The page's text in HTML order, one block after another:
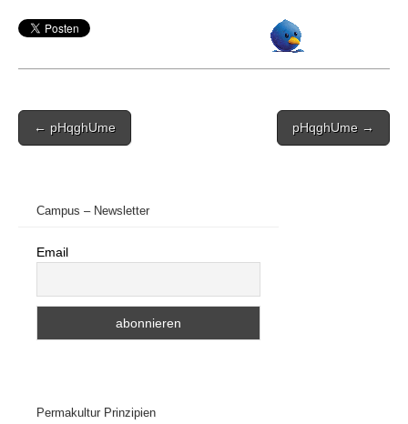
Post
navigation
← pHqghUme pHqghUme →
Campus – Newsletter
Email
Permakultur Prinzipien